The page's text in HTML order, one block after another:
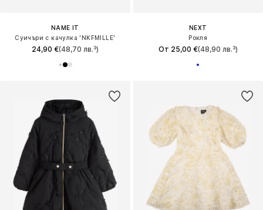
NAME IT
Суичъри с качулка 'NKFMILLE'
24,90 €(48,70 лв.³)
NEXT
Рокля
От 25,00 €(48,90 лв.³)